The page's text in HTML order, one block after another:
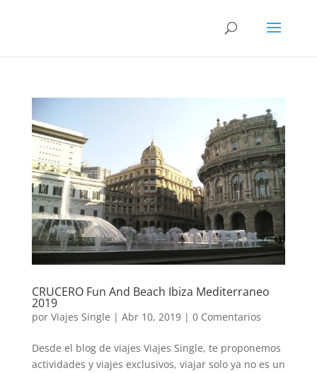
CRUCERO Fun And Beach Ibiza Mediterraneo
2019
por Viajes Single | Abr 10, 2019| 0 Comentarios
Desde el blog de viajes Viajes Single, te proponemos
actividades y viajes exclusivos, viajar solo ya no es un